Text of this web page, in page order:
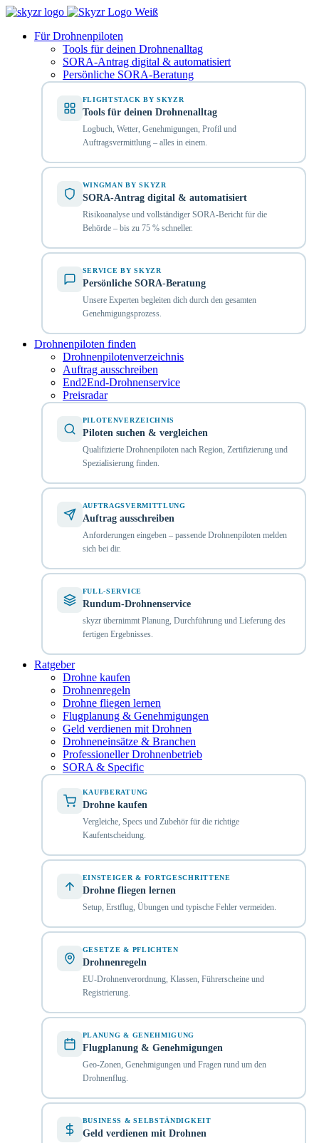
Für Drohnenpiloten
Tools für deinen Drohnenalltag
SORA-Antrag digital & automatisiert
Persönliche SORA-Beratung
FLIGHTSTACK BY SKYZR
Tools für deinen Drohnenalltag
Logbuch, Wetter, Genehmigungen, Profil und
Auftragsvermittlung – alles in einem.
WINGMAN BY SKYZR
SORA-Antrag digital & automatisiert
Risikoanalyse und vollständiger SORA-Bericht für die
Behörde – bis zu 75 % schneller.
SERVICE BY SKYZR
Persönliche SORA-Beratung
Unsere Experten begleiten dich durch den gesamten
Genehmigungsprozess.
Drohnenpiloten finden
Drohnenpilotenverzeichnis
Auftrag ausschreiben
End2End-Drohnenservice
Preisradar
PILOTENVERZEICHNIS
Piloten suchen & vergleichen
Qualifizierte Drohnenpiloten nach Region, Zertifizierung und
Spezialisierung finden.
AUFTRAGSVERMITTLUNG
Auftrag ausschreiben
Anforderungen eingeben – passende Drohnenpiloten melden
sich bei dir.
FULL-SERVICE
Rundum-Drohnenservice
skyzr übernimmt Planung, Durchführung und Lieferung des
fertigen Ergebnisses.
Ratgeber
Drohne kaufen
Drohnenregeln
Drohne fliegen lernen
Flugplanung & Genehmigungen
Geld verdienen mit Drohnen
Drohneneinsätze & Branchen
Professioneller Drohnenbetrieb
SORA & Specific
KAUFBERATUNG
Drohne kaufen
Vergleiche, Specs und Zubehör für die richtige
Kaufentscheidung.
EINSTEIGER & FORTGESCHRITTENE
Drohne fliegen lernen
Setup, Erstflug, Übungen und typische Fehler vermeiden.
GESETZE & PFLICHTEN
Drohnenregeln
EU-Drohnenverordnung, Klassen, Führerscheine und
Registrierung.
PLANUNG & GENEHMIGUNG
Flugplanung & Genehmigungen
Geo-Zonen, Genehmigungen und Fragen rund um den
Drohnenflug.
BUSINESS & SELBSTÄNDIGKEIT
Geld verdienen mit Drohnen